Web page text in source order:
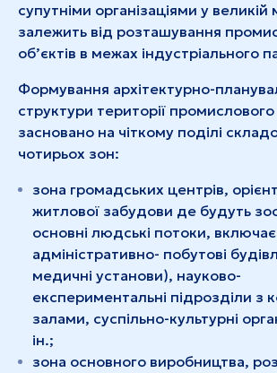
супутніми організаціями у великій
залежить від розташування
об’єктів в межах індустріального
Формування архітектурно-
структури території промислового
засновано на чіткому поділі
чотирьох зон:
зона громадських центрів,
житлової забудови де будуть
основні людські потоки,
адміністративно- побутові
медичні установи), науково-
експериментальні підрозділи з
залами, суспільно-культурні
ін.;
зона основного виробництва,